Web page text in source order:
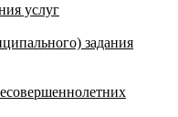
услуг
задания